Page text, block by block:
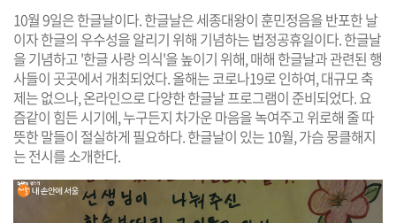
R
L
복
사
유
하
기
크
게
변
경
하
기
작
게
변
경
하
기
10월 9일은 한글날이다. 한글날은 세종대왕이 훈민정음을 반포한 날
이자 한글의 우수성을 알리기 위해 기념하는 법정공휴일이다. 한글날
을 기념하고 '한글 사랑 의식'을 높이기 위해, 매해 한글날과 관련된 행
사들이 곳곳에서 개최되었다. 올해는 코로나19로 인하여, 대규모 축
제는 없으나, 온라인으로 다양한 한글날 프로그램이 준비되었다. 요
즘같이 힘든 시기에, 누구든지 차가운 마음을 녹여주고 위로해 줄 따
뜻한 말들이 절실하게 필요하다. 한글날이 있는 10월, 가슴 뭉클해지
는 전시를 소개한다.